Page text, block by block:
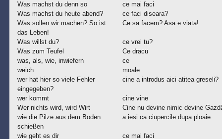
Was machst du denn so
ce mai faci
Was machst du heute abend?
ce faci diseara?
Was sollen wir machen? So ist
das Leben!
Ce sa facem? Asa e viata!
Was willst du?
ce vrei tu?
Was zum Teufel
Ce dracu
was, als, wie, inwiefern
ce
weich
moale
wer hat hier so viele Fehler
eingegeben?
cine a introdus aici atitea greseli?
wer kommt
cine vine
Wer nichts wird, wird Wirt
Cine nu devine nimic devine
wie die Pilze aus dem Boden
schießen
a iesi ca ciupercile dupa ploaie
wie geht es dir ce mai faci